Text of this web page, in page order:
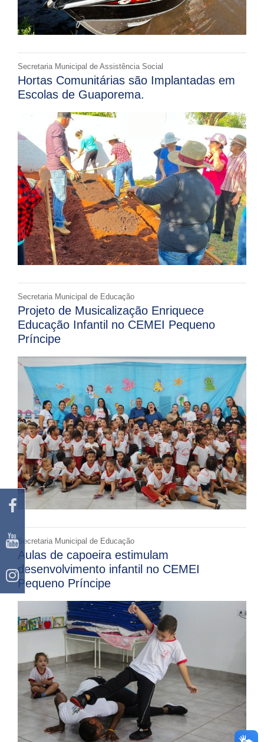
Secretaria Municipal de Assistência Social
Hortas Comunitárias são Implantadas em
Escolas de Guaporema.
Secretaria Municipal de Educação
Projeto de Musicalização Enriquece
Educação Infantil no CEMEI Pequeno
Príncipe
Secretaria Municipal de Educação
Aulas de capoeira estimulam
desenvolvimento infantil no CEMEI
Pequeno Príncipe